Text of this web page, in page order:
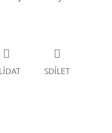
SDÍLET